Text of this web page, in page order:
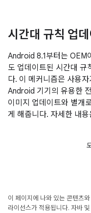
시간대 규칙 업
Android 8.1부터는 OEM
도 업데이트된 시간대 규
다. 이 메커니즘은 사용
Android 기기의 유용한
이미지 업데이트와 별개
게 해줍니다. 자세한 내용
이 페이지에 나와 있는 콘텐츠
라이선스가 적용됩니다. 자바